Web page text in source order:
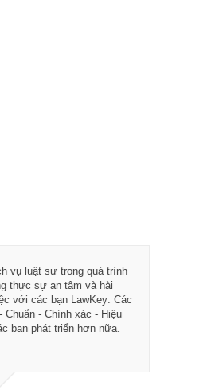
vụ luật sư trong quá trình
thực sự an tâm và hài
với các bạn LawKey: Các
Chuẩn - Chính xác - Hiệu
bạn phát triển hơn nữa.